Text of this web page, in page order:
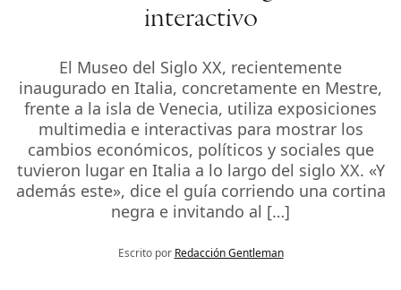
interactivo
El Museo del Siglo XX, recientemente
inaugurado en Italia, concretamente en Mestre,
frente a la isla de Venecia, utiliza exposiciones
multimedia e interactivas para mostrar los
cambios económicos, políticos y sociales que
tuvieron lugar en Italia a lo largo del siglo XX. «Y
además este», dice el guía corriendo una cortina
negra e invitando al […]
Escrito por Redacción Gentleman